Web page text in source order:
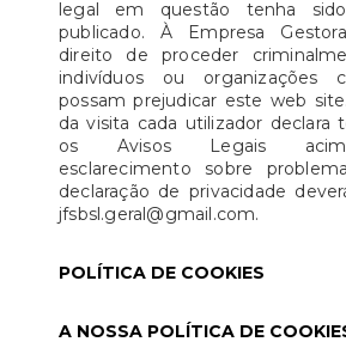
legal em questão tenha
publicado. À Empresa
direito de proceder
indivíduos ou organizações
possam prejudicar este web
da visita cada utilizador declara
os Avisos Legais
esclarecimento sobre
declaração de privacidade
jfsbsl.geral@gmail.com.
POLÍTICA DE COOKIES
A NOSSA POLÍTICA DE